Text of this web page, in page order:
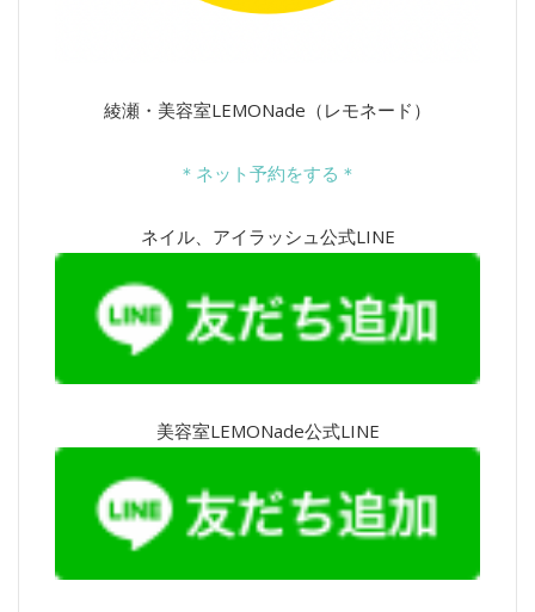
綾瀬・美容室LEMONade（レモネード）
＊ネット予約をする＊
ネイル、アイラッシュ公式LINE
美容室LEMONade公式LINE